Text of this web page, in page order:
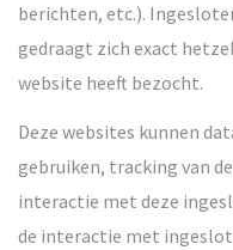
berichten, etc.).
gedraagt zich exact
website heeft bezocht.
Deze websites kunnen
gebruiken, tracking van
interactie met deze
de interactie met